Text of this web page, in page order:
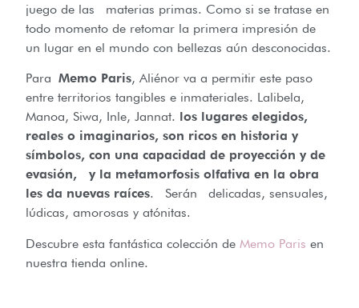
juego de las materias primas. Como si se tratase en
todo momento de retomar la primera impresión de
un lugar en el mundo con bellezas aún desconocidas.
Para Memo Paris, Aliénor va a permitir este paso
entre territorios tangibles e inmateriales. Lalibela,
Manoa, Siwa, Inle, Jannat. los lugares elegidos,
reales o imaginarios, son ricos en historia y
símbolos, con una capacidad de proyección y de
evasión, y la metamorfosis olfativa en la obra
les da nuevas raíces. Serán delicadas, sensuales,
lúdicas, amorosas y atónitas.
Descubre esta fantástica colección de Memo Paris en
nuestra tienda online.